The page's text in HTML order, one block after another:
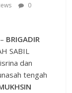
0
BRIGADIR
SABIL
dan
tengah